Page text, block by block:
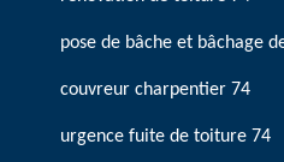
pose de bâche et bâchage
couvreur charpentier 74
urgence fuite de toiture 74